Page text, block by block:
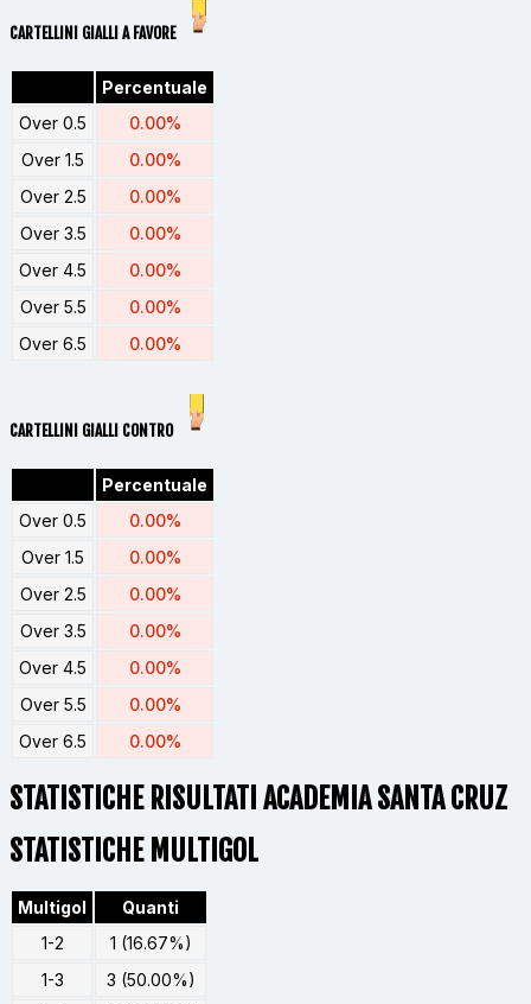
CARTELLINI GIALLI A FAVORE
Percentuale
Over 0.5
0.00%
Over 1.5
0.00%
Over 2.5
0.00%
Over 3.5
0.00%
Over 4.5
0.00%
Over 5.5
0.00%
Over 6.5
0.00%
CARTELLINI GIALLI CONTRO
Percentuale
Over 0.5
0.00%
Over 1.5
0.00%
Over 2.5
0.00%
Over 3.5
0.00%
Over 4.5
0.00%
Over 5.5
0.00%
Over 6.5
0.00%
STATISTICHE RISULTATI ACADEMIA SANTA CRUZ
STATISTICHE MULTIGOL
Multigol
Quanti
1-2
1 (16.67%)
1-3
3 (50.00%)